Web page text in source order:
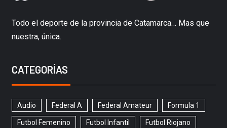
Todo el deporte de la provincia de Catamarca… Mas que
nuestra, única.
CATEGORÍAS
Audio Federal A Federal Amateur Formula 1
Futbol Femenino Futbol Infantil Futbol Riojano